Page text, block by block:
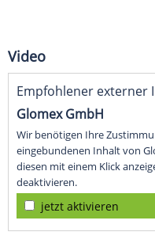
Video
Empfohlener externer
Glomex GmbH
Wir benötigen Ihre
eingebundenen Inhalt von
diesen mit einem Klick
deaktivieren.
jetzt aktivieren